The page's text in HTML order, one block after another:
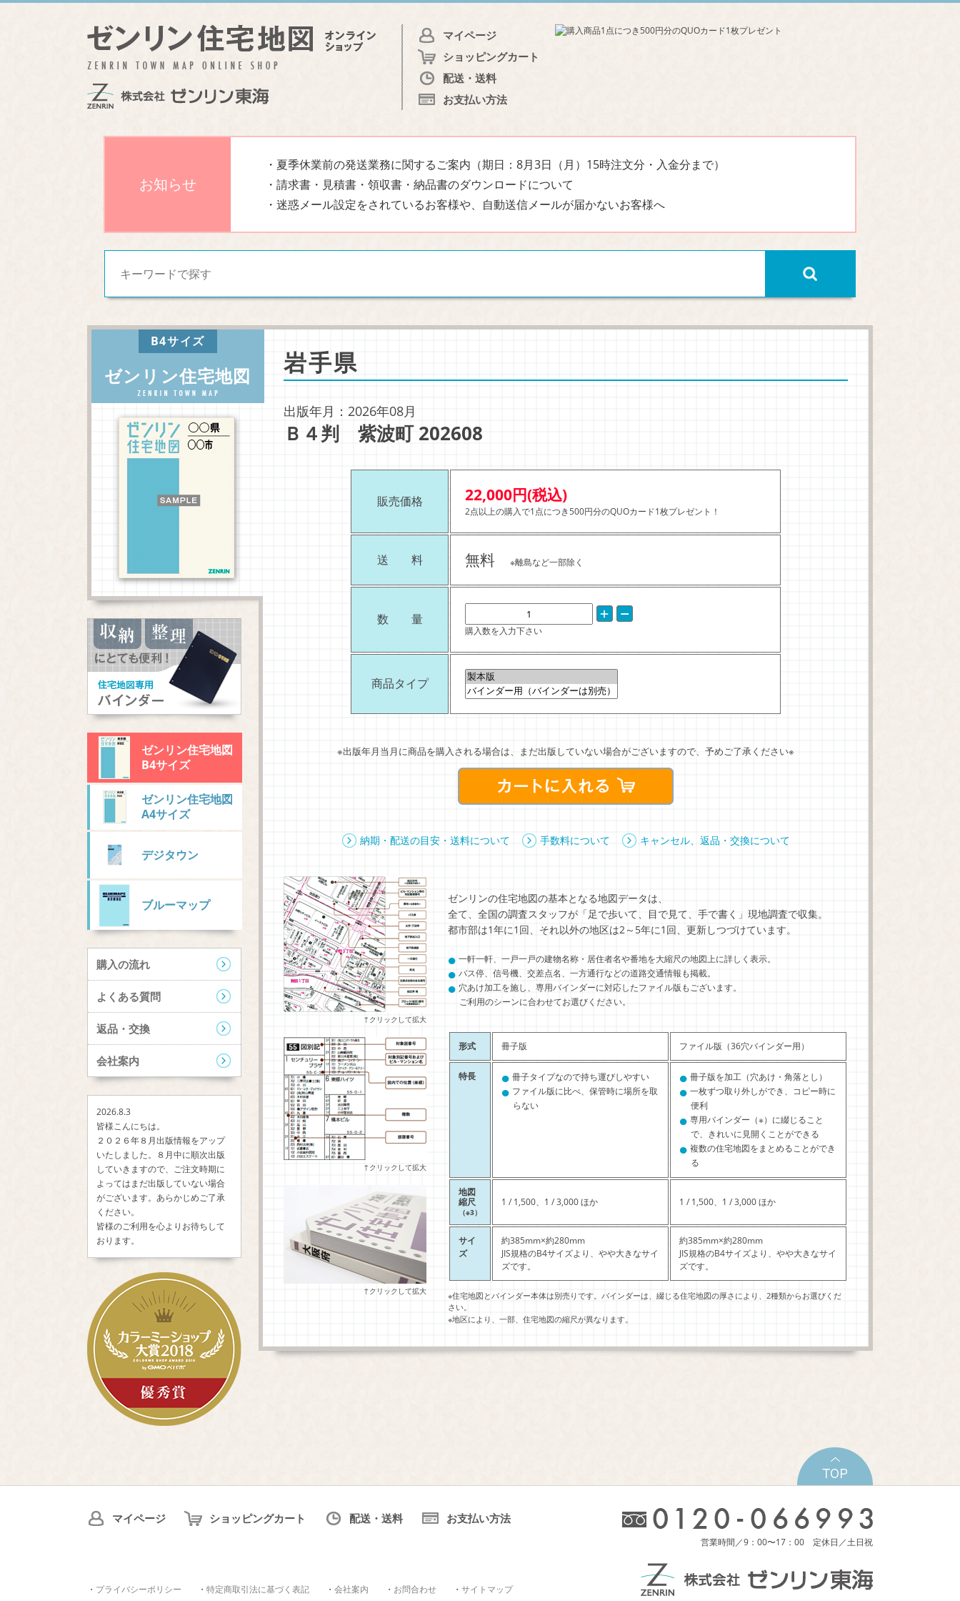
マイページ
ショッピングカート
配送・送料
お支払い方法
お知らせ
・夏季休業前の発送業務に関するご案内（期日：8月3日（月）15時注文分・入金分まで）
・請求書・見積書・領収書・納品書のダウンロードについて
・迷惑メール設定をされているお客様や、自動送信メールが届かないお客様へ
B4サイズ
ゼンリン住宅地図
ゼンリン住宅地図
B4サイズ
ゼンリン住宅地図
A4サイズ
デジタウン
ブルーマップ
購入の流れ
よくある質問
返品・交換
会社案内
2026.8.3
皆様こんにちは。
２０２６年８月出版情報をアップ
いたしました。８月中に順次出版
していきますので、ご注文時期に
よってはまだ出版していない場合
がございます。あらかじめご了承
ください。
皆様のご利用を心よりお待ちして
おります。
岩手県
出版年月：2026年08月
Ｂ４判 紫波町 202608
販売価格 22,000円(税込)
2点以上の購入で1点につき500円分のQUOカード1枚プレゼント！
送 料 無料 ※離島など一部除く
数 量
購入数を入力下さい
商品タイプ
※出版年月当月に商品を購入される場合は、まだ出版していない場合がございますので、予めご了承ください※
納期・配送の目安・送料について 手数料について キャンセル、返品・交換について
↑クリックして拡大
↑クリックして拡大
↑クリックして拡大
ゼンリンの住宅地図の基本となる地図データは、
全て、全国の調査スタッフが「足で歩いて、目で見て、手で書く」現地調査で収集。
都市部は1年に1回、それ以外の地区は2～5年に1回、更新しつづけています。
● 一軒一軒、一戸一戸の建物名称・居住者名や番地を大縮尺の地図上に詳しく表示。
● バス停、信号機、交差点名、一方通行などの道路交通情報も掲載。
● 穴あけ加工を施し、専用バインダーに対応したファイル版もございます。
ご利用のシーンに合わせてお選びください。
形式 冊子版 ファイル版（36穴バインダー用）
特長 ● 冊子タイプなので持ち運びしやすい
● ファイル版に比べ、保管時に場所を取
らない
● 冊子版を加工（穴あけ・角落とし）
● 一枚ずつ取り外しができ、コピー時に
便利
● 専用バインダー（※）に綴じること
で、きれいに見開くことができる
● 複数の住宅地図をまとめることができ
る
地図
縮尺
（※3）
1 / 1,500、1 / 3,000 ほか 1 / 1,500、1 / 3,000 ほか
サイ
ズ
約385mm×約280mm
JIS規格のB4サイズより、やや大きなサイ
ズです。
約385mm×約280mm
JIS規格のB4サイズより、やや大きなサイ
ズです。
※住宅地図とバインダー本体は別売りです。バインダーは、綴じる住宅地図の厚さにより、2種類からお選びくだ
さい。
※地区により、一部、住宅地図の縮尺が異なります。
マイページ ショッピングカート 配送・送料 お支払い方法
・ プライバシーポリシー ・ 特定商取引法に基づく表記 ・ 会社案内 ・ お問合わせ ・ サイトマップ
営業時間／9：00〜17：00 定休日／土日祝